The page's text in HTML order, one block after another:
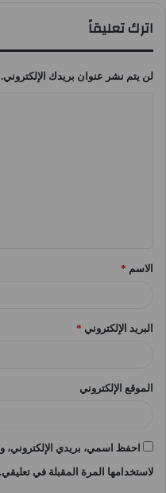
اترك تعليقاً
لن يتم نشر عنوان بريدك الإلكتروني.
*الاسم *
البريد الإلكتروني *
الموقع الإلكتروني
احفظ اسمي، بريدي الإلكتروني،
لاستخدامها المرة المقبلة في تعليقي.